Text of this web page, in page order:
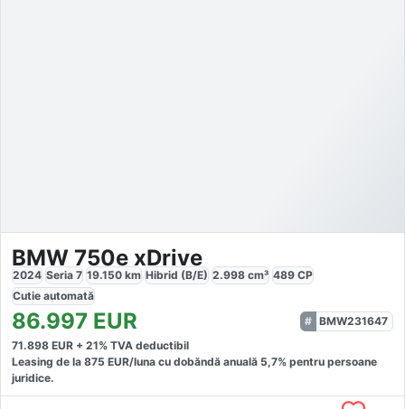
BMW 750e xDrive
2024 Seria 7 19.150 km Hibrid (B/E) 2.998 cm³ 489 CP
Cutie automată
86.997 EUR
BMW231647
71.898 EUR + 21% TVA deductibil
Leasing de la 875 EUR/luna cu dobăndă anuală 5,7% pentru persoane
juridice.